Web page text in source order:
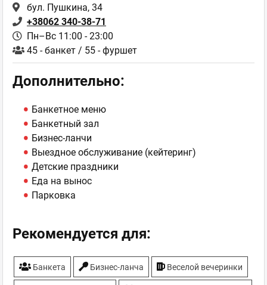
бул. Пушкина, 34
+38062 340-38-71
Пн–Вс 11:00 - 23:00
45 - банкет / 55 - фуршет
Дополнительно:
Банкетное меню
Банкетный зал
Бизнес-ланчи
Выездное обслуживание (кейтеринг)
Детские праздники
Еда на вынос
Парковка
Рекомендуется для:
Банкета Бизнес-ланча Веселой вечеринки